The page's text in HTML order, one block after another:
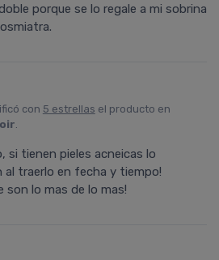
porque se lo regale a mi sobrina
con 5 estrellas el producto en
.
si tienen pieles acneicas lo
al traerlo en fecha y tiempo!
son lo mas de lo mas!